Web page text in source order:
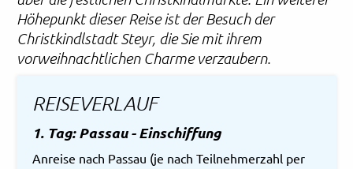
Höhepunkt dieser Reise ist der Besuch der
Christkindlstadt Steyr, die Sie mit ihrem
vorweihnachtlichen Charme verzaubern.
REISEVERLAUF
1. Tag: Passau - Einschiffung
Anreise nach Passau (je nach Teilnehmerzahl per